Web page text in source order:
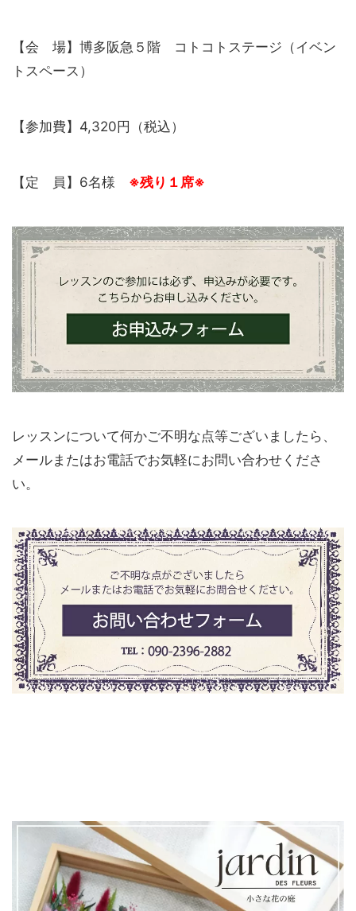
【会 場】博多阪急５階 コトコトステージ（イベン
トスペース）
【参加費】4,320円（税込）
【定 員】6名様 ※残り１席※
レッスンについて何かご不明な点等ございましたら、
メールまたはお電話でお気軽にお問い合わせくださ
い。